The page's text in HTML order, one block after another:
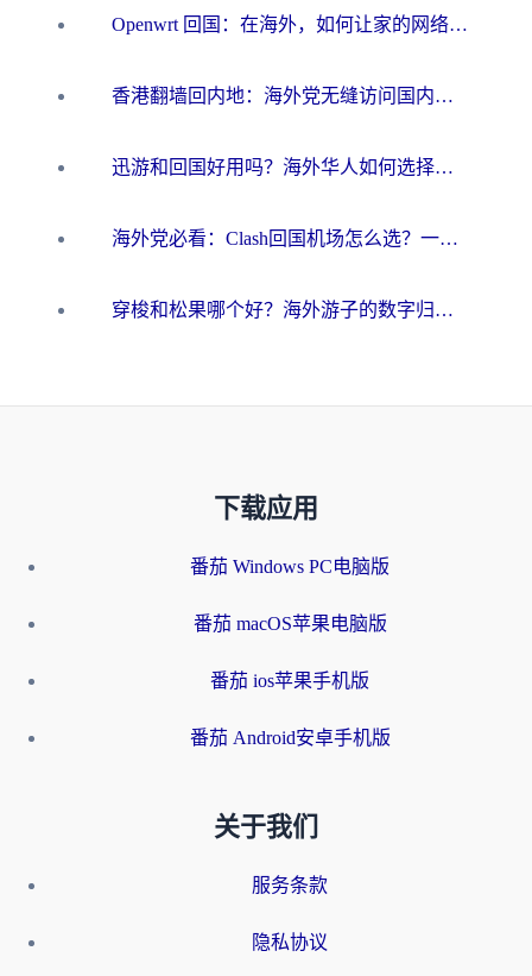
Openwrt 回国：在海外，如何让家的网络触手可及
香港翻墙回内地：海外党无缝访问国内资源的加速器选择全攻略
迅游和回国好用吗？海外华人如何选择靠谱的回国加速器
海外党必看：Clash回国机场怎么选？一篇搞定无缝访问国内资源的全攻略
穿梭和松果哪个好？海外游子的数字归乡路，到底该怎么选
下载应用
番茄 Windows PC电脑版
番茄 macOS苹果电脑版
番茄 ios苹果手机版
番茄 Android安卓手机版
关于我们
服务条款
隐私协议